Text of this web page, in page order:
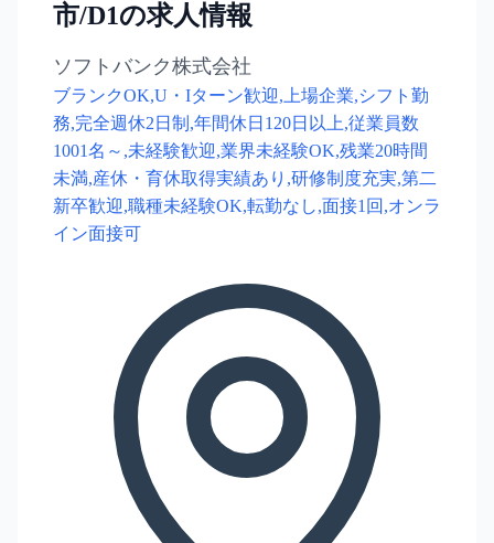
市/D1の求人情報
ソフトバンク株式会社
ブランクOK,U・Iターン歓迎,上場企業,シフト勤
務,完全週休2日制,年間休日120日以上,従業員数
1001名～,未経験歓迎,業界未経験OK,残業20時間
未満,産休・育休取得実績あり,研修制度充実,第二
新卒歓迎,職種未経験OK,転勤なし,面接1回,オンラ
イン面接可